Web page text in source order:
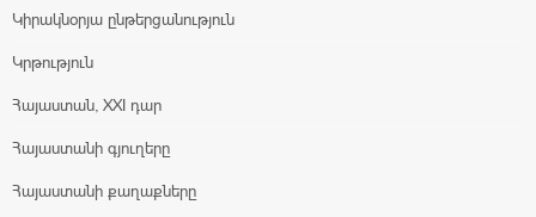
Կիրակնօրյա ընթերցանություն
Կրթություն
Հայաստան, XXI դար
Հայաստանի գյուղերը
Հայաստանի քաղաքները